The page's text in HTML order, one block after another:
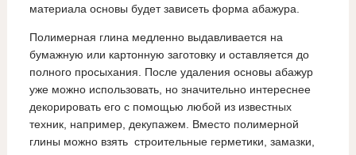
материала основы будет зависеть форма абажура.
Полимерная глина медленно выдавливается на
бумажную или картонную заготовку и оставляется до
полного просыхания. После удаления основы абажур
уже можно использовать, но значительно интереснее
декорировать его с помощью любой из известных
техник, например, декупажем. Вместо полимерной
глины можно взять строительные герметики, замазки,